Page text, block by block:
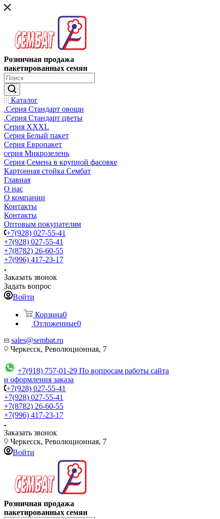
Розничная продажа
пакетированных семян
Каталог
.Серия Стандарт овощи
.Серия Стандарт цветы
Серия XXXL
Серия Белый пакет
Серия Европакет
серия Микрозелень
Серия Семена в крупной фасовке
Картонная стойка Сембат
Главная
О нас
О компании
Контакты
Контакты
Оптовым покупателям
+7(928) 027-55-41
+7(928) 027-55-41
+7(8782) 26-60-55
+7(996) 417-23-17
Заказать звонок
Задать вопрос
Войти
Корзина0
Отложенные0
sales@sembat.ru
Черкесск, Революционная, 7
+7(918) 757-01-29 По вопросам работы сайта
и оформления заказа
+7(928) 027-55-41
+7(928) 027-55-41
+7(8782) 26-60-55
+7(996) 417-23-17
Заказать звонок
Черкесск, Революционная, 7
Войти
Розничная продажа
пакетированных семян